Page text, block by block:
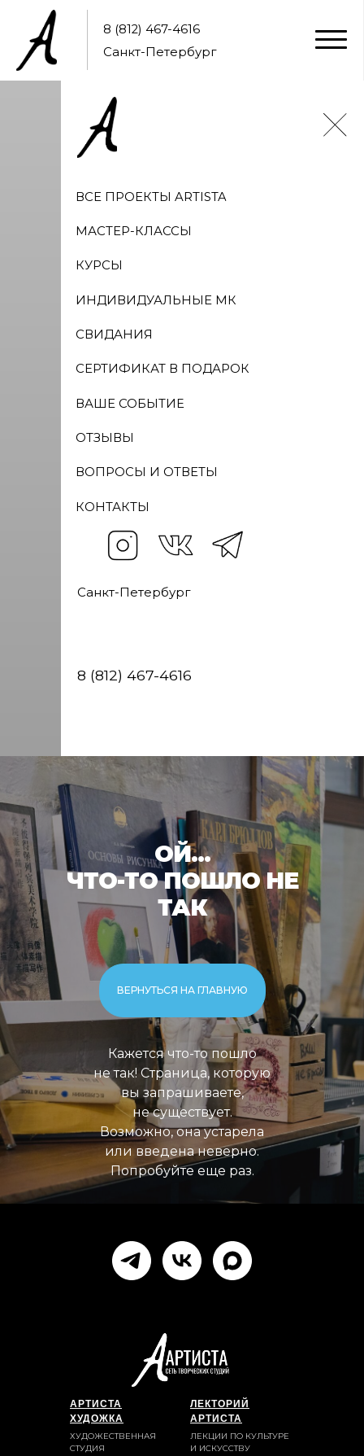
8 (812) 467-4616
8 (812) 467-4616
Санкт-Петербург
КОНТАКТЫ
СЕРТИФИКАТ В ПОДАРОК
СВИДАНИЯ
ВСЕ ПРОЕКТЫ ARTISTA
ВЕРНУТЬСЯ НА ГЛАВНУЮ
ОЙ...
ЧТО-ТО ПОШЛО НЕ
ТАК
Кажется что-то пошло
не так! Страница, которую
вы запрашиваете,
не существует.
Возможно, она устарела
или введена неверно.
Попробуйте еще раз.
ЛЕКТОРИЙ
АРТИСТА
ХУДОЖЕСТВЕННАЯ
СТУДИЯ
АРТИСТА
ХУДОЖКА
ЛЕКЦИИ ПО КУЛЬТУРЕ
И ИСКУССТВУ